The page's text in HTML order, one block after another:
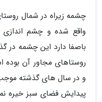
چشمه زیراه در شمال
واقع شده و چشم اندازی
باصفا دارد این چشمه در
روستاهای مجاور آن
و در سال های گذشته
پیدایش فضای سبز خیره